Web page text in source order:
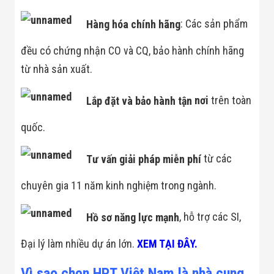
Hàng hóa chính hãng: Các sản phẩm
đều có chứng nhận CO và CQ, bảo hành chính hãng
từ nhà sản xuất.
Lắp đặt và bảo hành tận nơi trên toàn
quốc.
Tư vấn giải pháp miễn phítừ các
chuyên gia 11 năm kinh nghiệm trong ngành.
Hồ sơ năng lực mạnh, hỗ trợ các SI,
Đại lý làm nhiều dự án lớn.XEM TẠI ĐÂY.